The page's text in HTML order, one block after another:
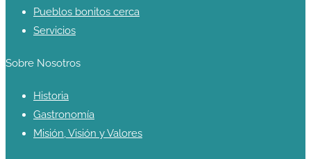
Pueblos bonitos cerca
Servicios
Sobre Nosotros
Historia
Gastronomía
Misión, Visión y Valores